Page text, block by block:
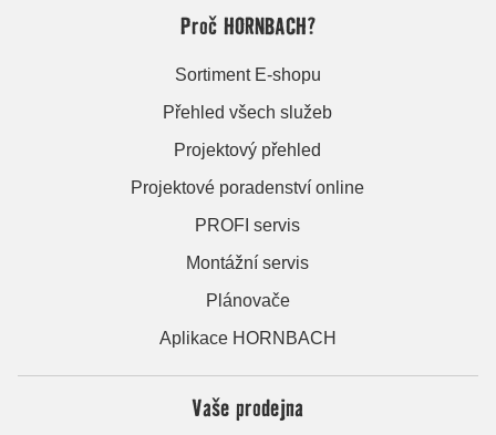
Proč HORNBACH?
Sortiment E-shopu
Přehled všech služeb
Projektový přehled
Projektové poradenství online
PROFI servis
Montážní servis
Plánovače
Aplikace HORNBACH
Vaše prodejna